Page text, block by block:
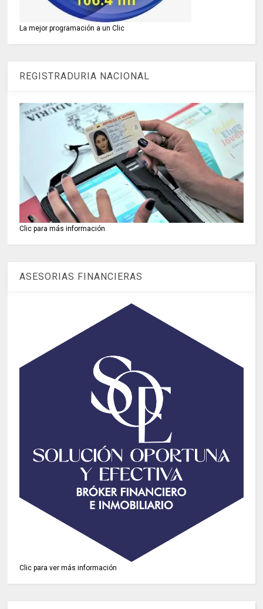
La mejor programación a un Clic
REGISTRADURIA NACIONAL
Clic para más información
ASESORIAS FINANCIERAS
Clic para ver más información